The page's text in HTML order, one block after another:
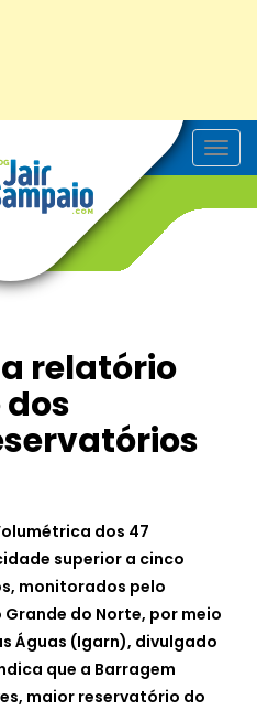
T
o
relatório
dos 47
superior a cinco
monitorados pelo
Grande do Norte, por meio
Águas (Igarn), divulgado
que a Barragem
maior reservatório do